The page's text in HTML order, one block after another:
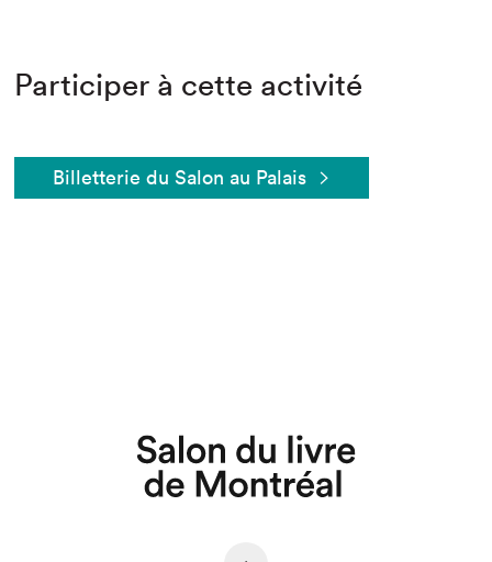
Participer à cette activité
Billetterie du Salon au Palais